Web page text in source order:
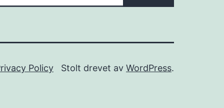
Policy Stolt drevet av WordPress.